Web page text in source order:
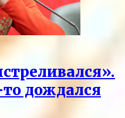
дождался